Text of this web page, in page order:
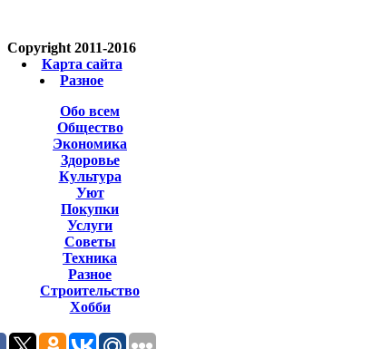
Copyright 2011-2016
Карта сайта
Разное
Обо всем
Общество
Экономика
Здоровье
Культура
Уют
Покупки
Услуги
Советы
Техника
Разное
Строительство
Хобби